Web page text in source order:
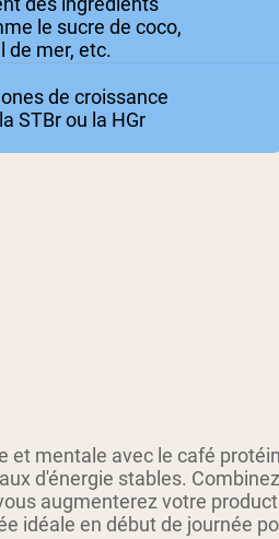
le sucre de coco,
de mer, etc.
de croissance
STBr ou la HGr
et mentale avec le café
d'énergie stables.
augmenterez votre
idéale en début de journée